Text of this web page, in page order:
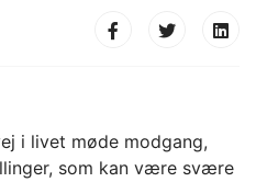
i livet møde modgang,
som kan være svære